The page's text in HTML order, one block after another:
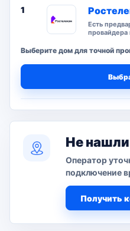
1
Есть
провайдера
Выберите дом для точной
Не
Оператор
подключение
Получить